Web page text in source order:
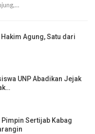
Hakim Agung, Satu dari
UNP Abadikan Jejak
Sertijab Kabag